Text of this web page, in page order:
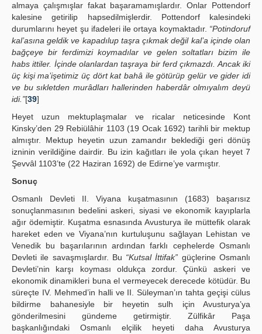
almaya çalışmışlar fakat başaramamışlardır. Onlar Pottendorf
kalesine getirilip hapsedilmişlerdir. Pottendorf kalesindeki
durumlarını heyet şu ifadeleri ile ortaya koymaktadır. “Potindoruf
kal’asına geldik ve kapadılup taşra çıkmak değil kal’a içinde olan
bağçeye bir ferdimizi koymadılar ve gelen soltatları bizim ile
habs ittiler. İçinde olanlardan taşraya bir ferd çıkmazdı. Ancak iki
üç kişi ma’işetimiz üç dört kat bahâ ile götürüp gelür ve gider idi
ve bu sıkletden murâdları hallerinden haberdâr olmıyalım deyü
idi.”[39]
Heyet uzun mektuplaşmalar ve ricalar neticesinde Kont
Kinsky’den 29 Rebiülâhir 1103 (19 Ocak 1692) tarihli bir mektup
almıştır. Mektup heyetin uzun zamandır beklediği geri dönüş
izninin verildiğine dairdir. Bu izin kağıtları ile yola çıkan heyet 7
Şevvâl 1103’te (22 Haziran 1692) de Edirne’ye varmıştır.
Sonuç
Osmanlı Devleti II. Viyana kuşatmasının (1683) başarısız
sonuçlanmasının bedelini askeri, siyasi ve ekonomik kayıplarla
ağır ödemiştir. Kuşatma esnasında Avusturya ile müttefik olarak
hareket eden ve Viyana’nın kurtuluşunu sağlayan Lehistan ve
Venedik bu başarılarının ardından farklı cephelerde Osmanlı
Devleti ile savaşmışlardır. Bu “Kutsal İttifak” güçlerine Osmanlı
Devleti’nin karşı koyması oldukça zordur. Çünkü askeri ve
ekonomik dinamikleri buna el vermeyecek derecede kötüdür. Bu
süreçte IV. Mehmed’in halli ve II. Süleyman’ın tahta geçişi cülus
bildirme bahanesiyle bir heyetin sulh için Avusturya’ya
gönderilmesini gündeme getirmiştir. Zülfikâr Paşa
başkanlığındaki Osmanlı elçilik heyeti daha Avusturya